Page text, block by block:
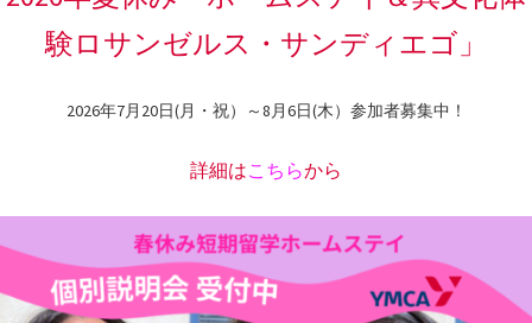
験ロサンゼルス・サンディエゴ」
2026年7月20日(月・祝）～8月6日(木）参加者募集中！
詳細はこちらから